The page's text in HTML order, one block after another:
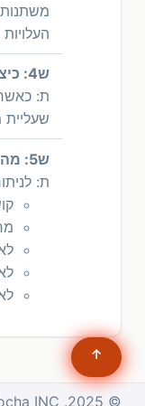
משתנות
ש4: כיצד משפיעה עליית מחירים על נקודת האיזון?
ת:
ש5: מהן המגבלות של ניתוח נקודת איזון?
ת:
© 2025. Mocha INC. כל הזכויות שמורות.
↑